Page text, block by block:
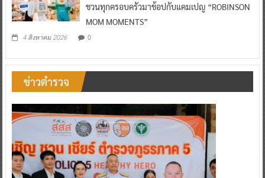
ชวนทุกครอบครัวมาช้อปกับแคมเปญ “ROBINSON
MOM MOMENTS”
4 สิงหาคม 2026 0
ข่าวตำรวจ